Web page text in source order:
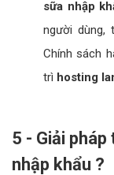
sữa nhập
người dùng,
Chính sách
trì hosting
5 - Giải
nhập khẩu ?